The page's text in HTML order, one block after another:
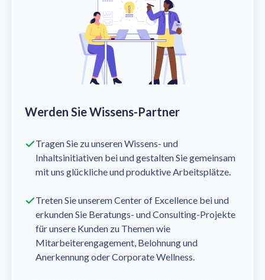
Werden Sie Wissens-Partner
Tragen Sie zu unseren Wissens- und
Inhaltsinitiativen bei und gestalten Sie gemeinsam
mit uns glückliche und produktive Arbeitsplätze.
Treten Sie unserem Center of Excellence bei und
erkunden Sie Beratungs- und Consulting-Projekte
für unsere Kunden zu Themen wie
Mitarbeiterengagement, Belohnung und
Anerkennung oder Corporate Wellness.